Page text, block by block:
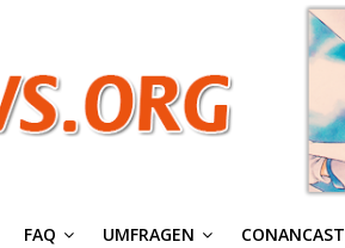
FAQ UMFRAGEN CONANCAST